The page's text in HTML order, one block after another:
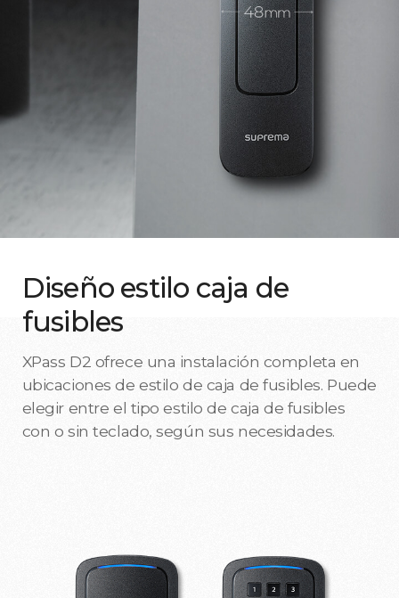
Diseño estilo caja de
fusibles
XPass D2 ofrece una instalación completa en
ubicaciones de estilo de caja de fusibles. Puede
elegir entre el tipo estilo de caja de fusibles
con o sin teclado, según sus necesidades.